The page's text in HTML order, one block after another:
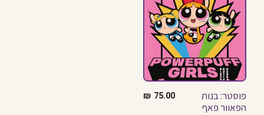
פוסטר: בנות
הפאוור פאף
75.00
₪